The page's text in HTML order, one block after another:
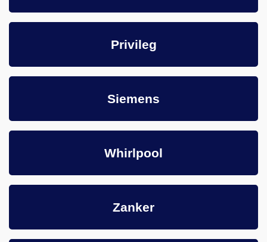
Privileg
Siemens
Whirlpool
Zanker